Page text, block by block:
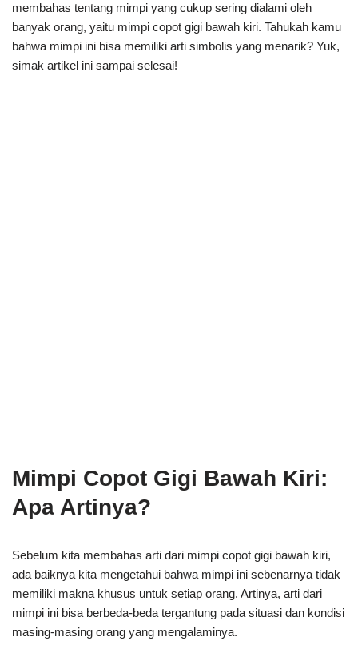
membahas tentang mimpi yang cukup sering dialami oleh
banyak orang, yaitu mimpi copot gigi bawah kiri. Tahukah kamu
bahwa mimpi ini bisa memiliki arti simbolis yang menarik? Yuk,
simak artikel ini sampai selesai!
Mimpi Copot Gigi Bawah Kiri:
Apa Artinya?
Sebelum kita membahas arti dari mimpi copot gigi bawah kiri,
ada baiknya kita mengetahui bahwa mimpi ini sebenarnya tidak
memiliki makna khusus untuk setiap orang. Artinya, arti dari
mimpi ini bisa berbeda-beda tergantung pada situasi dan kondisi
masing-masing orang yang mengalaminya.